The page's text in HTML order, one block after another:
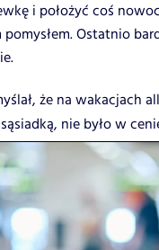
i położyć coś
Ostatnio
że na wakacjach
nie było w